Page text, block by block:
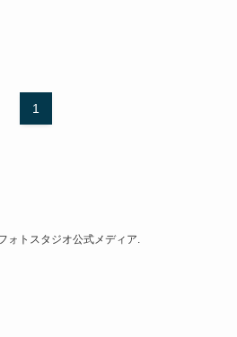
1
ォトスタジオ公式メディア.